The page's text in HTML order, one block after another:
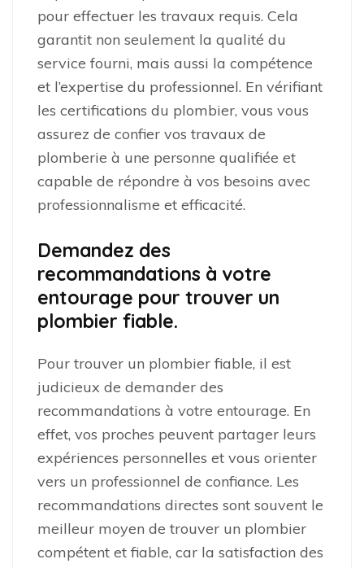
pour effectuer les travaux requis. Cela
garantit non seulement la qualité du
service fourni, mais aussi la compétence
et l’expertise du professionnel. En vérifiant
les certifications du plombier, vous vous
assurez de confier vos travaux de
plomberie à une personne qualifiée et
capable de répondre à vos besoins avec
professionnalisme et efficacité.
Demandez des
recommandations à votre
entourage pour trouver un
plombier fiable.
Pour trouver un plombier fiable, il est
judicieux de demander des
recommandations à votre entourage. En
effet, vos proches peuvent partager leurs
expériences personnelles et vous orienter
vers un professionnel de confiance. Les
recommandations directes sont souvent le
meilleur moyen de trouver un plombier
compétent et fiable, car la satisfaction des